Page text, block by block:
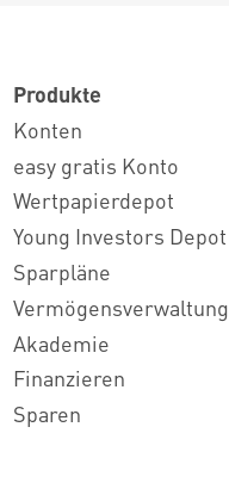
Produkte
Konten
easy gratis Konto
Wertpapierdepot
Young Investors Depot
Sparpläne
Vermögensverwaltung
Akademie
Finanzieren
Sparen